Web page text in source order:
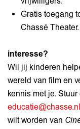
Gratis toegang
Chassé Theater.
interesse?
Wil jij kinderen
wereld van film en
kennis met je.
educatie@chasse.nl
wilt worden van